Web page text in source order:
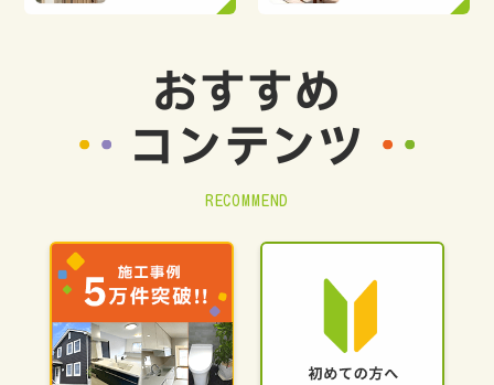
おすすめ
コンテンツ
RECOMMEND